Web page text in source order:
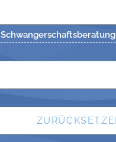
Schwangerschaftsberatung